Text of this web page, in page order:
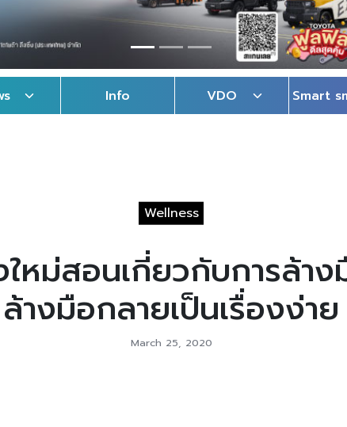
Info VDO Smart
Wellness
หม่สอนเกี่ยวกับการล้าง
ล้างมือกลายเป็นเรื่องง่าย
March 25, 2020